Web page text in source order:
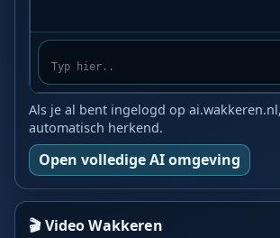
Als je al bent ingelogd op
automatisch herkend.
Open volledige AI omgeving
🎬 Video Wakkeren